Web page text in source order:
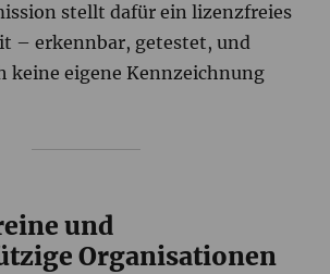
stellt dafür ein lizenzfreies
– erkennbar, getestet, und
keine eigene Kennzeichnung
und
Organisationen